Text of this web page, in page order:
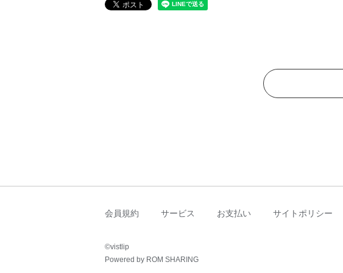
会員規約 サービス お支払い サイトポリシー
©︎vistlip
Powered by ROM SHARING